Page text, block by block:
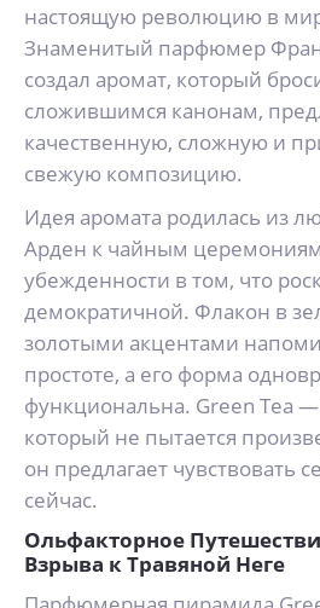
настоящую революцию в
Знаменитый парфюмер
создал аромат, который
сложившимся канонам,
качественную, сложную и
свежую композицию.
Идея аромата родилась из
Арден к чайным
убежденности в том, что
демократичной. Флакон в
золотыми акцентами
простоте, а его форма
функциональна. Green Tea
который не пытается
он предлагает чувствовать
сейчас.
Ольфакторное
Взрыва к Травяной Неге